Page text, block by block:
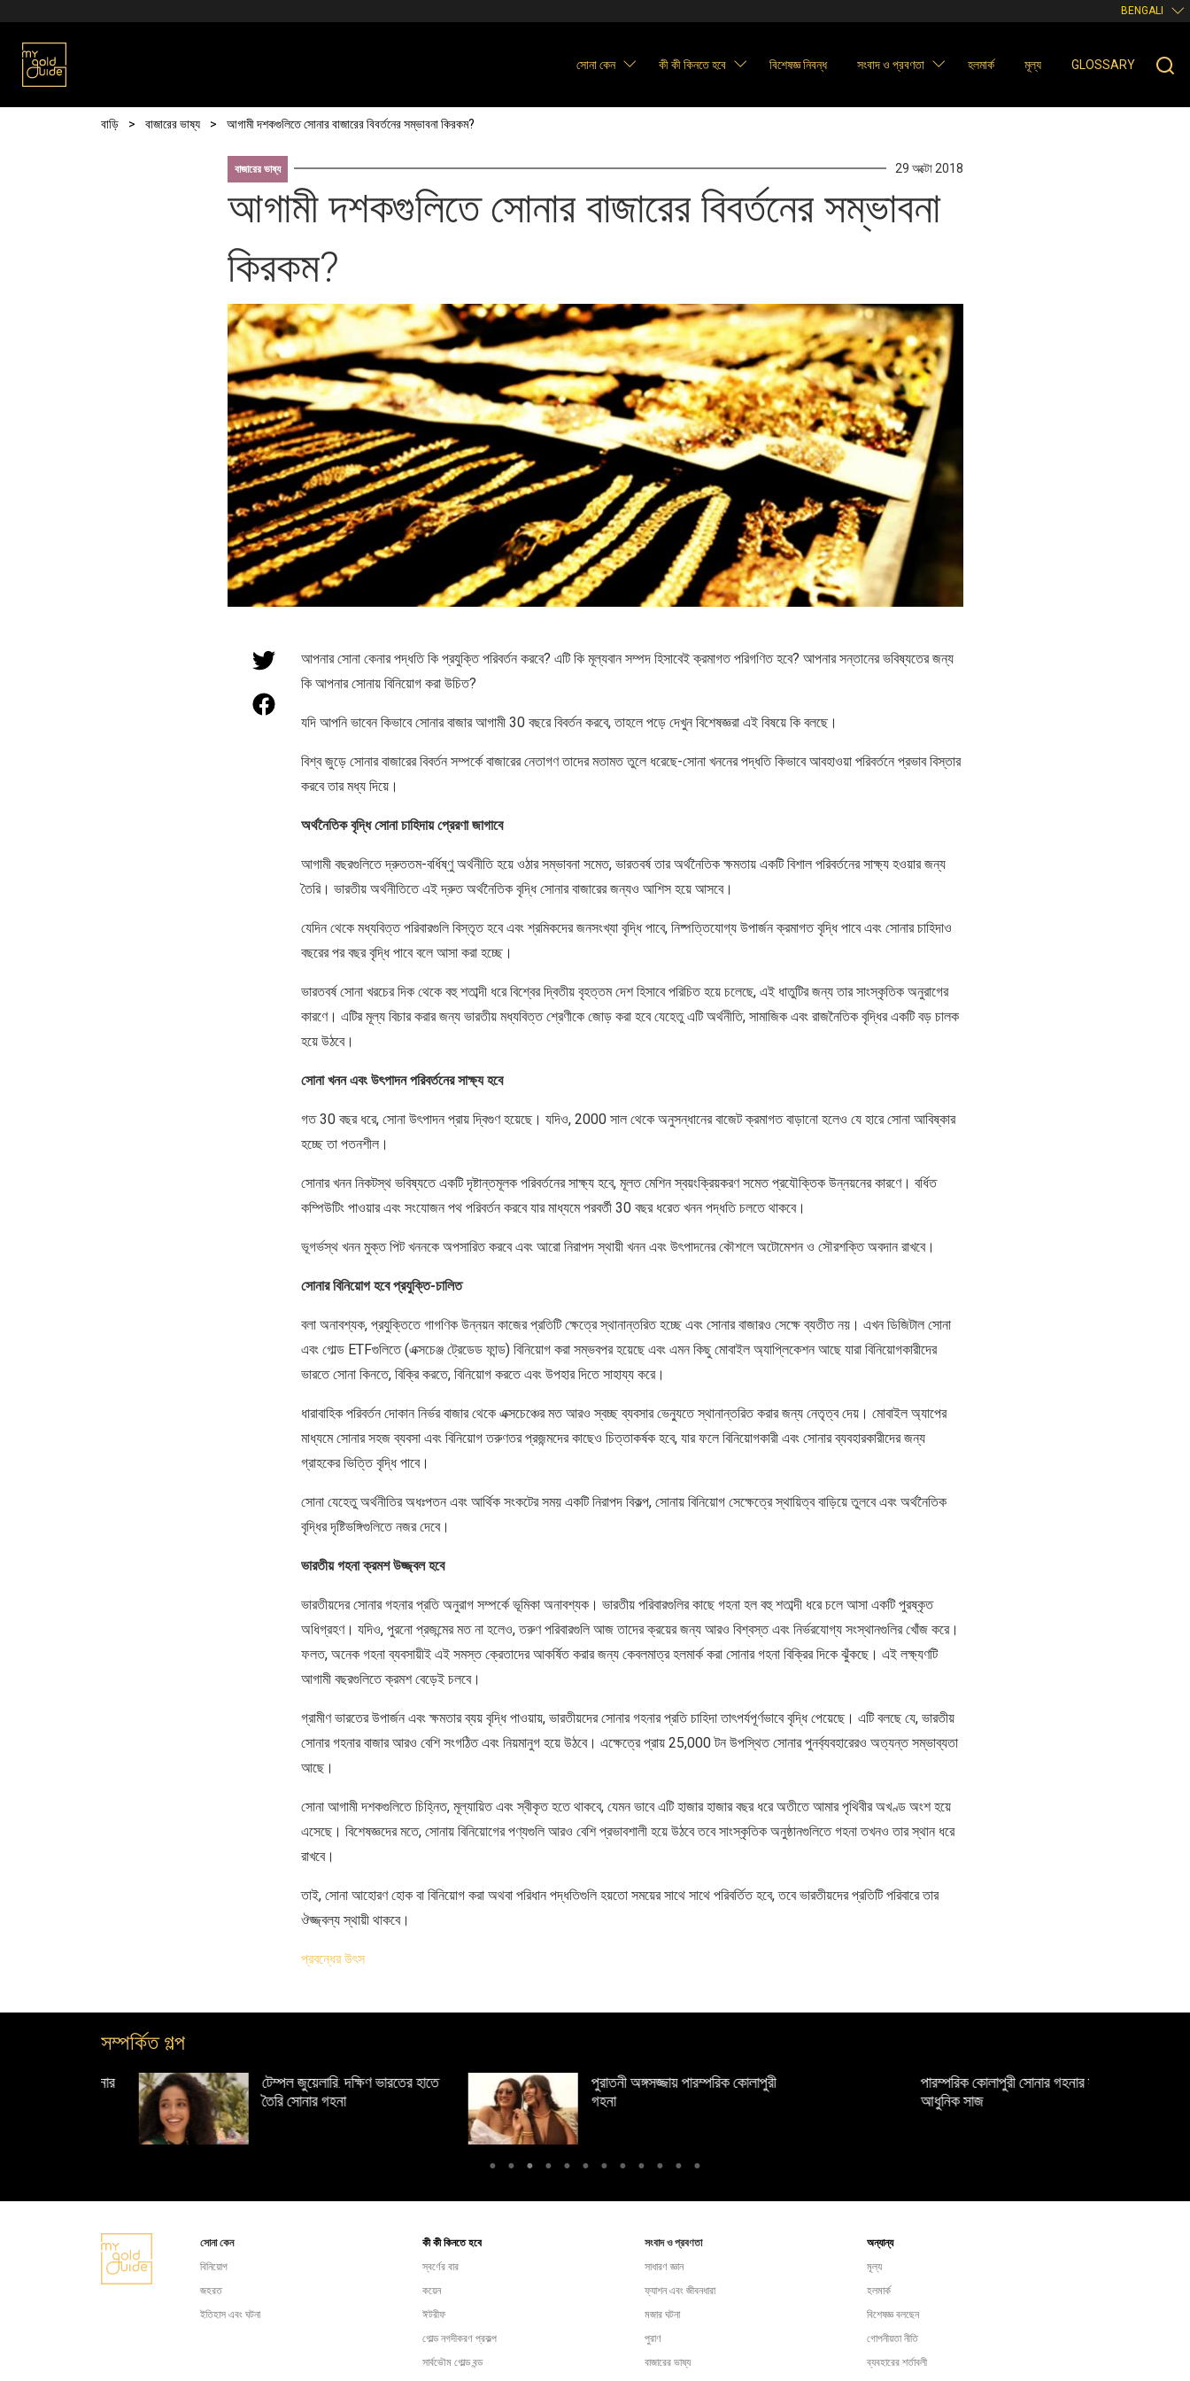
BENGALI
সোনা কেন কী কী কিনতে হবে বিশেষজ্ঞ নিবন্ধ সংবাদ ও প্রবণতা হলমার্ক মূল্য GLOSSARY
Breadcrumb
বাড়ি বাজারের ভাষ্য আগামী দশকগুলিতে সোনার বাজারের বিবর্তনের সম্ভাবনা কিরকম?
বাজারের ভাষ্য 29 অক্টো 2018
আগামী দশকগুলিতে সোনার বাজারের বিবর্তনের সম্ভাবনা
কিরকম?
আপনার সোনা কেনার পদ্ধতি কি প্রযুক্তি পরিবর্তন করবে? এটি কি মূল্যবান সম্পদ হিসাবেই ক্রমাগত পরিগণিত হবে? আপনার সন্তানের ভবিষ্যতের জন্য
কি আপনার সোনায় বিনিয়োগ করা উচিত?
যদি আপনি ভাবেন কিভাবে সোনার বাজার আগামী 30 বছরে বিবর্তন করবে, তাহলে পড়ে দেখুন বিশেষজ্ঞরা এই বিষয়ে কি বলছে।
বিশ্ব জুড়ে সোনার বাজারের বিবর্তন সম্পর্কে বাজারের নেতাগণ তাদের মতামত তুলে ধরেছে-সোনা খননের পদ্ধতি কিভাবে আবহাওয়া পরিবর্তনে প্রভাব বিস্তার
করবে তার মধ্য দিয়ে।
অর্থনৈতিক বৃদ্ধি সোনা চাহিদায় প্রেরণা জাগাবে
আগামী বছরগুলিতে দ্রুততম-বর্ধিষ্ণু অর্থনীতি হয়ে ওঠার সম্ভাবনা সমেত, ভারতবর্ষ তার অর্থনৈতিক ক্ষমতায় একটি বিশাল পরিবর্তনের সাক্ষ্য হওয়ার জন্য
তৈরি। ভারতীয় অর্থনীতিতে এই দ্রুত অর্থনৈতিক বৃদ্ধি সোনার বাজারের জন্যও আশিস হয়ে আসবে।
যেদিন থেকে মধ্যবিত্ত পরিবারগুলি বিস্তৃত হবে এবং শ্রমিকদের জনসংখ্যা বৃদ্ধি পাবে, নিষ্পত্তিযোগ্য উপার্জন ক্রমাগত বৃদ্ধি পাবে এবং সোনার চাহিদাও
বছরের পর বছর বৃদ্ধি পাবে বলে আসা করা হচ্ছে।
ভারতবর্ষ সোনা খরচের দিক থেকে বহু শতাব্দী ধরে বিশ্বের দ্বিতীয় বৃহত্তম দেশ হিসাবে পরিচিত হয়ে চলেছে, এই ধাতুটির জন্য তার সাংস্কৃতিক অনুরাগের
কারণে। এটির মূল্য বিচার করার জন্য ভারতীয় মধ্যবিত্ত শ্রেণীকে জোড় করা হবে যেহেতু এটি অর্থনীতি, সামাজিক এবং রাজনৈতিক বৃদ্ধির একটি বড় চালক
হয়ে উঠবে।
সোনা খনন এবং উৎপাদন পরিবর্তনের সাক্ষ্য হবে
গত 30 বছর ধরে, সোনা উৎপাদন প্রায় দ্বিগুণ হয়েছে। যদিও, 2000 সাল থেকে অনুসন্ধানের বাজেট ক্রমাগত বাড়ানো হলেও যে হারে সোনা আবিষ্কার
হচ্ছে তা পতনশীল।
সোনার খনন নিকটস্থ ভবিষ্যতে একটি দৃষ্টান্তমূলক পরিবর্তনের সাক্ষ্য হবে, মূলত মেশিন স্বয়ংক্রিয়করণ সমেত প্রযৌক্তিক উন্নয়নের কারণে। বর্ধিত
কম্পিউটিং পাওয়ার এবং সংযোজন পথ পরিবর্তন করবে যার মাধ্যমে পরবর্তী 30 বছর ধরেত খনন পদ্ধতি চলতে থাকবে।
ভূগর্ভস্থ খনন মুক্ত পিট খননকে অপসারিত করবে এবং আরো নিরাপদ স্থায়ী খনন এবং উৎপাদনের কৌশলে অটোমেশন ও সৌরশক্তি অবদান রাখবে।
সোনার বিনিয়োগ হবে প্রযুক্তি-চালিত
বলা অনাবশ্যক, প্রযুক্তিতে গাগণিক উন্নয়ন কাজের প্রতিটি ক্ষেত্রে স্থানান্তরিত হচ্ছে এবং সোনার বাজারও সেক্ষে ব্যতীত নয়। এখন ডিজিটাল সোনা
এবং গোল্ড ETFগুলিতে (এক্সচেঞ্জ ট্রেডেড ফান্ড) বিনিয়োগ করা সম্ভবপর হয়েছে এবং এমন কিছু মোবাইল অ্যাপ্লিকেশন আছে যারা বিনিয়োগকারীদের
ভারতে সোনা কিনতে, বিক্রি করতে, বিনিয়োগ করতে এবং উপহার দিতে সাহায্য করে।
ধারাবাহিক পরিবর্তন দোকান নির্ভর বাজার থেকে এক্সচেঞ্চের মত আরও স্বচ্ছ ব্যবসার ভেন্যুতে স্থানান্তরিত করার জন্য নেতৃত্ব দেয়। মোবাইল অ্যাপের
মাধ্যমে সোনার সহজ ব্যবসা এবং বিনিয়োগ তরুণতর প্রজন্মদের কাছেও চিত্তাকর্ষক হবে, যার ফলে বিনিয়োগকারী এবং সোনার ব্যবহারকারীদের জন্য
গ্রাহকের ভিত্তি বৃদ্ধি পাবে।
সোনা যেহেতু অর্থনীতির অধঃপতন এবং আর্থিক সংকটের সময় একটি নিরাপদ বিকল্প, সোনায় বিনিয়োগ সেক্ষেত্রে স্থায়িত্ব বাড়িয়ে তুলবে এবং অর্থনৈতিক
বৃদ্ধির দৃষ্টিভঙ্গিগুলিতে নজর দেবে।
ভারতীয় গহনা ক্রমশ উজ্জ্বল হবে
ভারতীয়দের সোনার গহনার প্রতি অনুরাগ সম্পর্কে ভূমিকা অনাবশ্যক। ভারতীয় পরিবারগুলির কাছে গহনা হল বহু শতাব্দী ধরে চলে আসা একটি পুরষ্কৃত
অধিগ্রহণ। যদিও, পুরনো প্রজন্মের মত না হলেও, তরুণ পরিবারগুলি আজ তাদের ক্রয়ের জন্য আরও বিশ্বস্ত এবং নির্ভরযোগ্য সংস্থানগুলির খোঁজ করে।
ফলত, অনেক গহনা ব্যবসায়ীই এই সমস্ত ক্রেতাদের আকর্ষিত করার জন্য কেবলমাত্র হলমার্ক করা সোনার গহনা বিক্রির দিকে ঝুঁকছে। এই লক্ষ্যণটি
আগামী বছরগুলিতে ক্রমশ বেড়েই চলবে।
গ্রামীণ ভারতের উপার্জন এবং ক্ষমতার ব্যয় বৃদ্ধি পাওয়ায়, ভারতীয়দের সোনার গহনার প্রতি চাহিদা তাৎপর্যপূর্ণভাবে বৃদ্ধি পেয়েছে। এটি বলছে যে, ভারতীয়
সোনার গহনার বাজার আরও বেশি সংগঠিত এবং নিয়মানুগ হয়ে উঠবে। এক্ষেত্রে প্রায় 25,000 টন উপস্থিত সোনার পুনর্ব্যবহারেরও অত্যন্ত সম্ভাব্যতা
আছে।
সোনা আগামী দশকগুলিতে চিহ্নিত, মূল্যায়িত এবং স্বীকৃত হতে থাকবে, যেমন ভাবে এটি হাজার হাজার বছর ধরে অতীতে আমার পৃথিবীর অখণ্ড অংশ হয়ে
এসেছে। বিশেষজ্ঞদের মতে, সোনায় বিনিয়োগের পণ্যগুলি আরও বেশি প্রভাবশালী হয়ে উঠবে তবে সাংস্কৃতিক অনুষ্ঠানগুলিতে গহনা তখনও তার স্থান ধরে
রাখবে।
তাই, সোনা আহোরণ হোক বা বিনিয়োগ করা অথবা পরিধান পদ্ধতিগুলি হয়তো সময়ের সাথে সাথে পরিবর্তিত হবে, তবে ভারতীয়দের প্রতিটি পরিবারে তার
ঔজ্জ্বল্য স্থায়ী থাকবে।
প্রবন্ধের উৎস
সম্পর্কিত গল্প
টেম্পল জুয়েলারি: দক্ষিণ ভারতের হাতে
তৈরি সোনার গহনা
পুরাতনী অঙ্গসজ্জায় পারম্পরিক কোলাপুরী
গহনা
পারম্পরিক কোলাপুরী সোনার গহনার সঙ্গে
আধুনিক সাজ
সোনা কেন
বিনিয়োগ
জহরত
ইতিহাস এবং ঘটনা
কী কী কিনতে হবে
স্বর্ণের বার
কয়েন
ঈটরীফ
গোল্ড নগদীকরণ প্রকল্প
সার্বভৌম গোল্ড বন্ড
সংবাদ ও প্রবণতা
সাধারণ জ্ঞান
ফ্যাশন এবং জীবনধারা
মজার ঘটনা
পুরাণ
বাজারের ভাষ্য
অন্যান্য
মূল্য
হলমার্ক
বিশেষজ্ঞ বলছেন
গোপনীয়তা নীতি
ব্যবহারের শর্তাবলী